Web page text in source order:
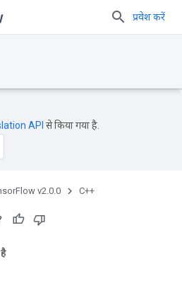
प्रवेश करें
API से किया गया है.
v2.0.0 C++